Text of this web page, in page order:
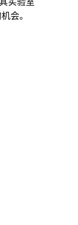
会。